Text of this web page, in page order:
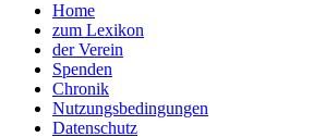
Home
zum Lexikon
der Verein
Spenden
Chronik
Nutzungsbedingungen
Datenschutz